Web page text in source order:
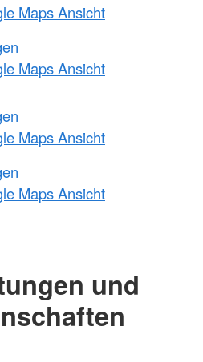
Maps Ansicht
Maps Ansicht
Maps Ansicht
Maps Ansicht
und